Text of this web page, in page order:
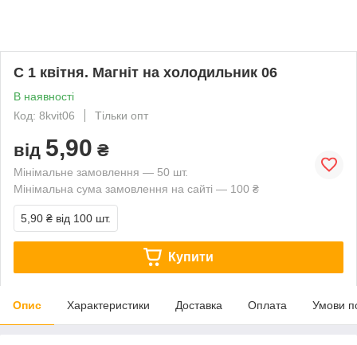
С 1 квітня. Магніт на холодильник 06
В наявності
Код: 8kvit06
Тільки опт
від 5,90 ₴
Мінімальне замовлення — 50 шт.
Мінімальна сума замовлення на сайті — 100 ₴
5,90 ₴ від 100 шт.
Купити
Опис Характеристики Доставка Оплата Умови